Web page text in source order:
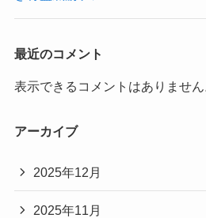
最近のコメント
表示できるコメントはありません
アーカイブ
2025年12月
2025年11月